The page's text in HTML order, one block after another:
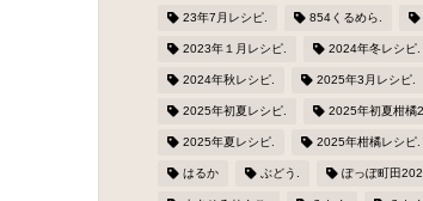
23年7月レシピ. 854くるめら.
2023年１月レシピ. 2024年冬レシピ.
2024年秋レシピ. 2025年3月レシピ.
2025年初夏レシピ. 2025年初夏柑橘2.
2025年夏レシピ. 2025年柑橘レシピ.
はるか ぶどう. ぽっぽ町田